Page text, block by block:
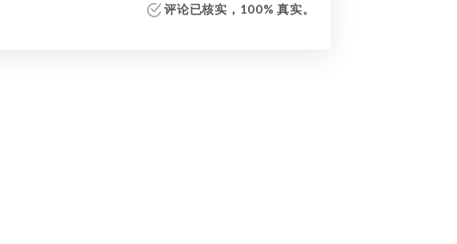
评论已核实，100% 真实。